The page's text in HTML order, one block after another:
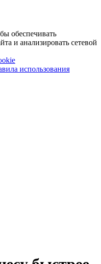
обеспечивать
и анализировать сетевой
использования